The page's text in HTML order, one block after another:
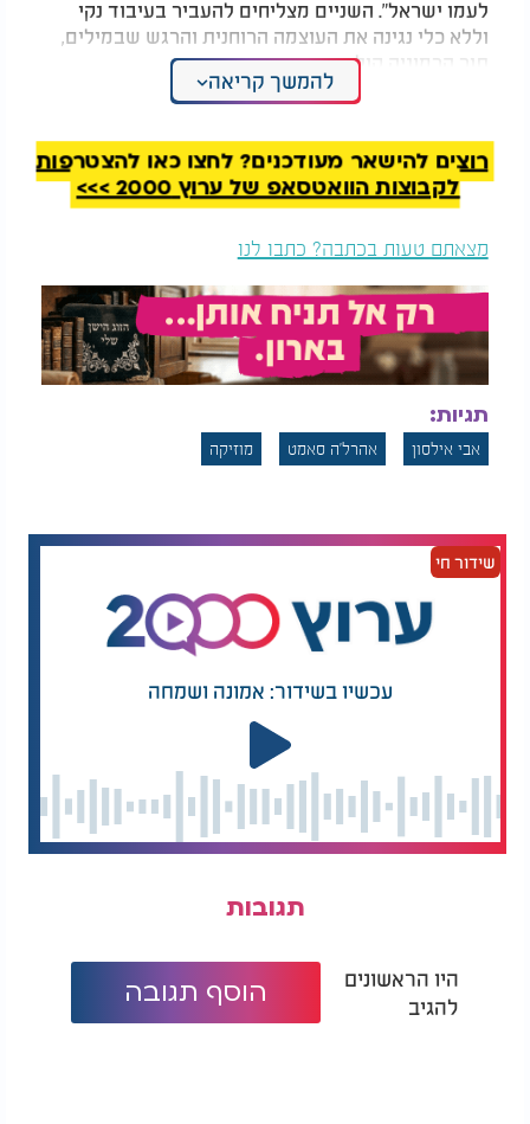
לעמו ישראל”. השניים מצליחים להעביר בעיבוד נקי
וללא כלי נגינה את העוצמה הרוחנית והרגש שבמילים,
תוך הרמוניה קולית סוחפת.
אבי אילסון ואהרל'ע סאמעט - "המלמד תורה"
להמשך קריאה
רוצים להישאר מעודכנים? לחצו כאן להצטרפות
לקבוצות הוואטסאפ של ערוץ 2000 >>>
מצאתם טעות בכתבה? כתבו לנו
תגיות:
אבי אילסון אהרל'ה סאמט מוזיקה
שידור חי
עכשיו בשידור: אמונה ושמחה
תגובות
היו הראשונים
להגיב
הוסף תגובה